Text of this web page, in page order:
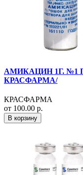
АМИКАЦИН 1Г. №1
КРАСФАРМА/
КРАСФАРМА
от 100.00 р.
В корзину